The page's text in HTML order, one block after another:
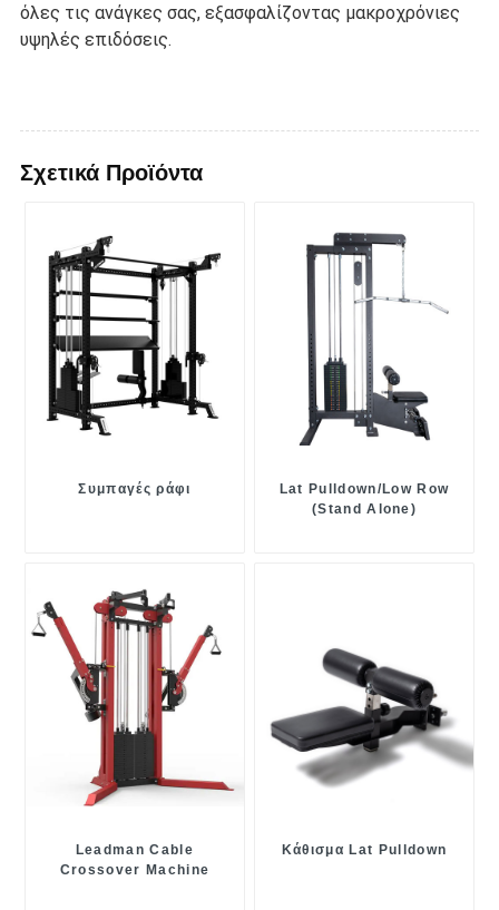
όλες τις ανάγκες σας, εξασφαλίζοντας μακροχρόνιες
υψηλές επιδόσεις.
Σχετικά Προϊόντα
Συμπαγές ράφι
Lat Pulldown/Low Row
(Stand Alone)
Leadman Cable
Crossover Machine
Κάθισμα Lat Pulldown